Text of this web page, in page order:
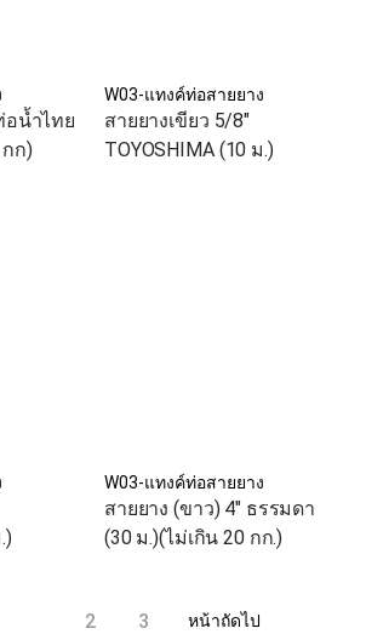
กก)
W03-แทงค์ท่อสายยาง
สายยางเขียว 5/8"
TOYOSHIMA (10 ม.)
W03-แทงค์ท่อสายยาง
สายยาง (ขาว) 4" ธรรมดา
(30 ม.)(ไม่เกิน 20 กก.)
2 3 หน้าถัดไป